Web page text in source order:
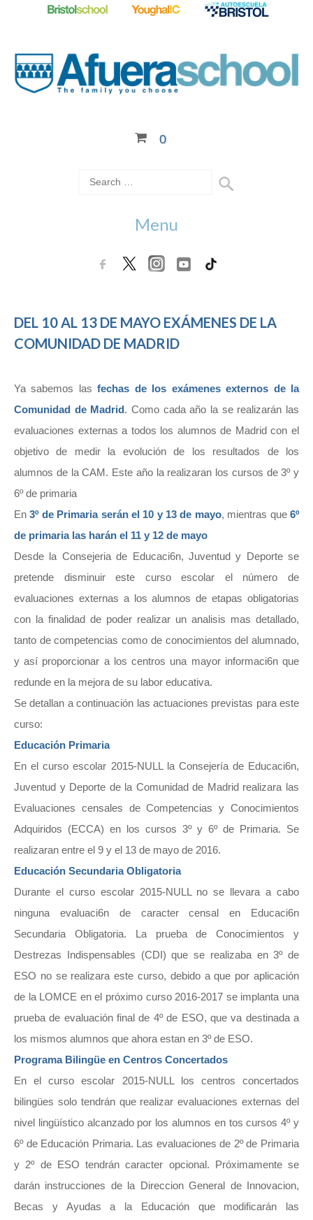
0
Menu
DEL 10 AL 13 DE MAYO EXÁMENES DE LA
COMUNIDAD DE MADRID
Ya sabemos las fechas de los exámenes externos de la
Comunidad de Madrid. Como cada año la se realizarán las
evaluaciones externas a todos los alumnos de Madrid con el
objetivo de medir la evolución de los resultados de los
alumnos de la CAM. Este año la realizaran los cursos de 3º y
6º de primaria
En3º de Primaria serán el 10 y 13 de mayo, mientras que6º
de primaria las harán el 11 y 12 de mayo
Desde la Consejeria de Educaci6n, Juventud y Deporte se
pretende disminuir este curso escolar el número de
evaluaciones externas a los alumnos de etapas obligatorias
con la finalidad de poder realizar un analisis mas detallado,
tanto de competencias como de conocimientos del alumnado,
y así proporcionar a los centros una mayor informaci6n que
redunde en la mejora de su labor educativa.
Se detallan a continuación las actuaciones previstas para este
curso:
Educación Primaria
En el curso escolar 2015-NULL la Consejería de Educaci6n,
Juventud y Deporte de la Comunidad de Madrid realizara las
Evaluaciones censales de Competencias y Conocimientos
Adquiridos (ECCA) en los cursos 3º y 6º de Primaria. Se
realizaran entre el 9 y el 13 de mayo de 2016.
Educación Secundaria Obligatoria
Durante el curso escolar 2015-NULL no se llevara a cabo
ninguna evaluaci6n de caracter censal en Educaci6n
Secundaria Obligatoria. La prueba de Conocimientos y
Destrezas Indispensables (CDI) que se realizaba en 3º de
ESO no se realizara este curso, debido a que por aplicación
de la LOMCE en el próximo curso 2016-2017 se implanta una
prueba de evaluación final de 4º de ESO, que va destinada a
los mismos alumnos que ahora estan en 3º de ESO.
Programa Bilingüe en Centros Concertados
En el curso escolar 2015-NULL los centros concertados
bilingües solo tendrán que realizar evaluaciones externas del
nivel lingüístico alcanzado por los alumnos en tos cursos 4º y
6º de Educación Primaria. Las evaluaciones de 2º de Primaria
y 2º de ESO tendrán caracter opcional. Próximamente se
darán instrucciones de la Direccion General de Innovacion,
Becas y Ayudas a la Educación que modificarán las